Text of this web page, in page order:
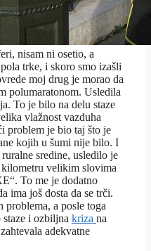
nisam ni osetio, a
trke, i skoro smo izašli
moj drug je morao da
polumaratonom. Usledila
To je bilo na delu staze
vlažnost vazduha
problem je bio taj što je
kojih u šumi nije bilo. I
sredine, usledilo je
kilometru velikim slovima
To me je dodatno
ima još dosta da se trči.
a posle toga
staze i ozbiljna kriza na
adekvatne